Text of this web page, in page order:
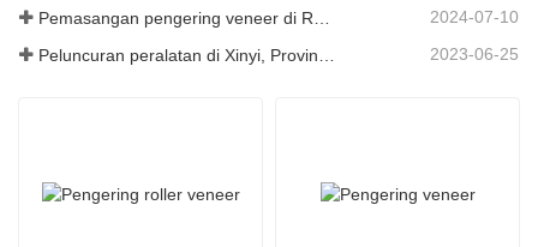
2024-07-10
Peluncuran peralatan di Xinyi, Provinsi Guizhou, Tiongkok 2023-06-25